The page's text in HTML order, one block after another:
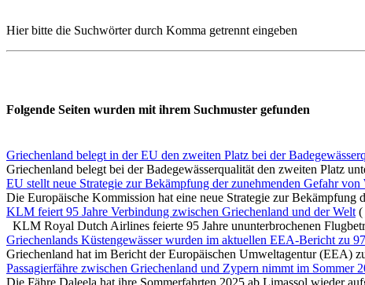
Hier bitte die Suchwörter durch Komma getrennt eingeben
Folgende Seiten wurden mit ihrem Suchmuster gefunden
Griechenland belegt in der EU den zweiten Platz bei der
Griechenland belegt bei der Badegewässerqualität den zweiten Platz
EU stellt neue Strategie zur Bekämpfung der zunehmenden Gefahr von
Die Europäische Kommission hat eine neue Strategie zur Bekämpfung
KLM feiert 95 Jahre Verbindung zwischen Griechenland und der Welt (
KLM Royal Dutch Airlines feierte 95 Jahre ununterbrochenen
Griechenlands Küstengewässer wurden im aktuellen EEA-Bericht zu
Griechenland hat im Bericht der Europäischen Umweltagentur (EEA)
Passagierfähre zwischen Griechenland und Zypern nimmt im Sommer
Die Fähre Daleela hat ihre Sommerfahrten 2025 ab Limassol wieder